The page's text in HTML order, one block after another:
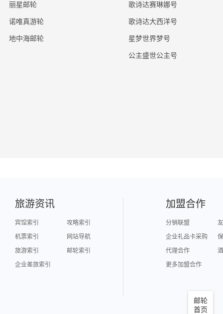
丽星邮轮
诺唯真游轮
地中海邮轮
歌诗达赛琳娜号
歌诗达大西洋号
星梦世界梦号
公主盛世公主号
邮轮
首页
旅游资讯
宾馆索引
攻略索引
机票索引
网站导航
旅游索引
邮轮索引
企业差旅索引
加盟合作
分销联盟
企业礼品卡采购
代理合作
更多加盟合作